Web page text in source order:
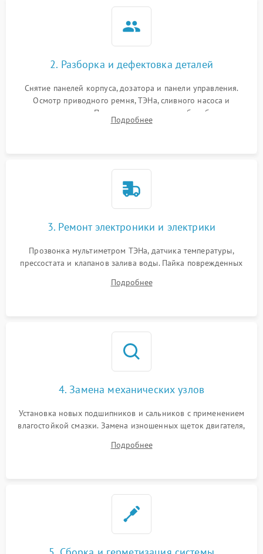
2. Разборка и дефектовка деталей
Снятие панелей корпуса, дозатора и панели управления.
Осмотр приводного ремня, ТЭНа, сливного насоса и
амортизаторов. Проверка подшипников барабана и
крестовины на износ, а манжеты люка на разрывы.
Подробнее
3. Ремонт электроники и электрики
Прозвонка мультиметром ТЭНа, датчика температуры,
прессостата и клапанов залива воды. Пайка поврежденных
Восстановление целостности проводки и контактов.
Подробнее
4. Замена механических узлов
Установка новых подшипников и сальников с применением
влагостойкой смазки. Замена изношенных щеток двигателя,
или поврежденной резиновой манжеты.
Подробнее